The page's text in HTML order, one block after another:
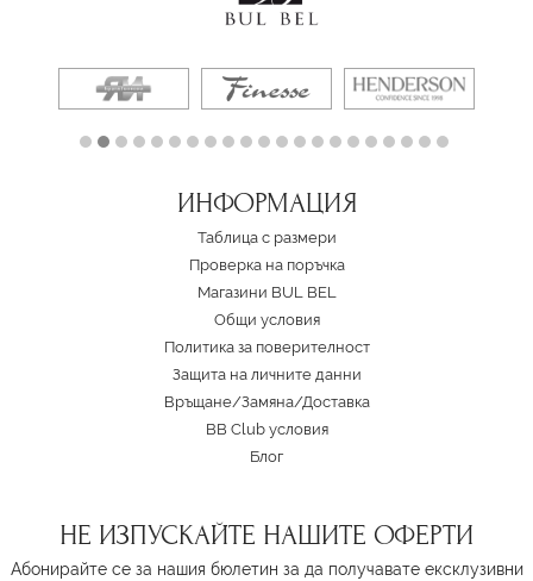
ИНФОРМАЦИЯ
Таблица с размери
Проверка на поръчка
Магазини BUL BEL
Oбщи условия
Политика за поверителност
Защита на личните данни
Връщане/Замяна/Доставка
BB Club условия
Блог
НЕ ИЗПУСКАЙТЕ НАШИТЕ ОФЕРТИ
Абонирайте се за нашия бюлетин за да получавате ексклузивни